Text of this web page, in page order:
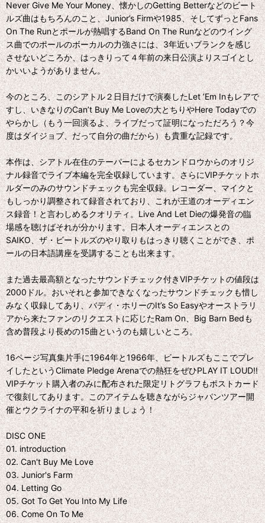
Never Give Me Your Money、懐かしのGetting Betterなどのビート
ルズ曲はもちろんのこと、Junior’s Firmや1985、そしてずっとFans
On The Runとポールが熱唱するBand On The Runなどのウイング
ス曲でのポールのボーカルの力強さには、3年近いブランクを感じ
させないどころか、はっきりって４年前の来日公演よりスゴイとし
かいいようがありません。
今のところ、このシアトル２日目だけで演奏したLet ’Em Inもレアで
すし、いきなりのCan’t Buy Me Loveの大とちりやHere Todayでの
やらかし（もう一回演るよ、ライブだって証明になっただろう？今
度はダイジョブ、だって自分の曲だから）も貴重な記録です。
本作は、シアトル在住のテーパーによるセカンドロウからのオリジ
ナル録音でライブ本編を完全収録しています。さらにVIPチケットホ
ルダーのみのサウンドチェックも完全収録。レコーダー、マイクと
もしっかり調整されて録音されており、これが王道のオーディエン
ス録音！と言わしめるクオリティ。Live And Let Dieの爆発音の臨
場感を聴けばそれが分かります。日本人オーディエンスとの
SAIKO、ザ・ビートルズのやり取りもはっきり聴くことができ、ポ
ールの日本語講座を受講することも出来ます。
また過去最高額となったサウンドチェック付きVIPチケットの値段は
2000ドル。おいそれと参加できなくなったサウンドチェックも惜し
みなく収録してあり、バディ・ホリーのIt’s So Easyやオーストラリ
アから来たファンのリクエストに応じたRam On、Big Barn Bedも
含め普段より長めの15曲というのも嬉しいところ。
16ページ写真集片手に1964年と1966年、ビートルズもここでプレ
イしたというClimate Pledge Arenaでの熱狂をぜひPLAY IT LOUD!!
VIPチケット購入者のみに配布された限定リトグラフもポストカード
で復刻してあります。このアイテムを聴きながらジャパンツアー開
催とウクライナの平和を祈りましょう！
DISC ONE
01. introduction
02. Can't Buy Me Love
03. Junior's Farm
04. Letting Go
05. Got To Get You Into My Life
06. Come On To Me